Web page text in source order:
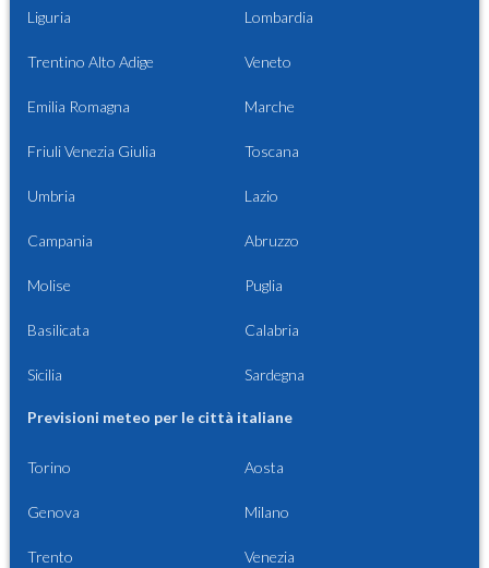
Liguria Lombardia
Trentino Alto Adige Veneto
Emilia Romagna Marche
Friuli Venezia Giulia Toscana
Umbria Lazio
Campania Abruzzo
Molise Puglia
Basilicata Calabria
Sicilia Sardegna
Previsioni meteo per le città italiane
Torino Aosta
Genova Milano
Trento Venezia